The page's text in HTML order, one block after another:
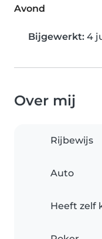
Avond
Bijgewerkt: 4
Over mij
Rijbewijs
Auto
Heeft zelf